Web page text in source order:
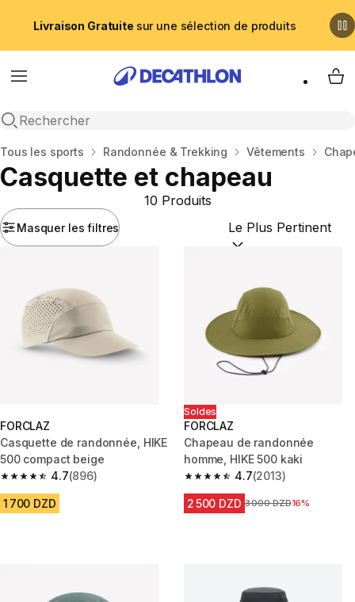
Livraison Gratuite sur une sélection de produits
Menu
Recherche ouverte
My
Accueil
Tous les sports Randonnée & Trekking Vêtements
Casquette et chapeau
Masquer les filtres
10 Produits
Trier par :(optional)
FORCLAZ
Casquette de randonnée, HIKE
500 compact beige
4.7
4.7 out of 5 stars from 896 reviews
(896)
1 700 DZD
Soldes
FORCLAZ
Chapeau de randonnée
homme, HIKE 500 kaki
4.7
4.7 out of 5 stars from 2013
(2013)
2 500 DZD Prix avant la réduction
3 000 DZD16%